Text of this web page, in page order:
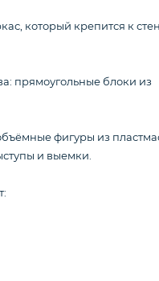
который крепится к
прямоугольные блоки из
фигуры из
и выемки.